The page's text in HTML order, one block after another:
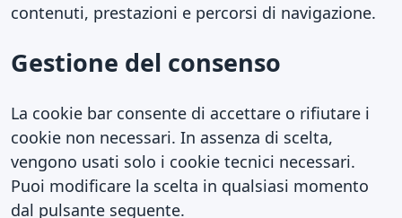
contenuti, prestazioni e percorsi di navigazione.
Gestione del consenso
La cookie bar consente di accettare o rifiutare i
cookie non necessari. In assenza di scelta,
vengono usati solo i cookie tecnici necessari.
Puoi modificare la scelta in qualsiasi momento
dal pulsante seguente.